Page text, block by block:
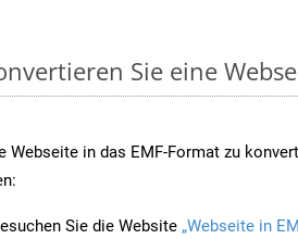
Sie eine
Webseite in das EMF-Format zu
Sie die Website „Webseite in